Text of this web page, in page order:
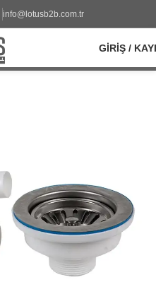
info@lotusb2b.com.tr
GIRIŞ /